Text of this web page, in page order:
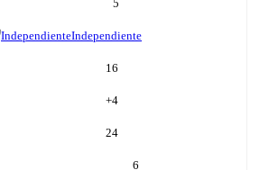
5
IndependienteIndependiente
16
+4
24
6